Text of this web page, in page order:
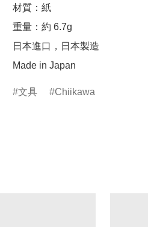
材質：紙
重量：約 6.7g
日本進口，日本製造
Made in Japan
文具 Chiikawa